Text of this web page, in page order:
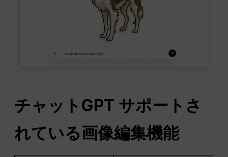
チャットGPT サポートさ
れている画像編集機能